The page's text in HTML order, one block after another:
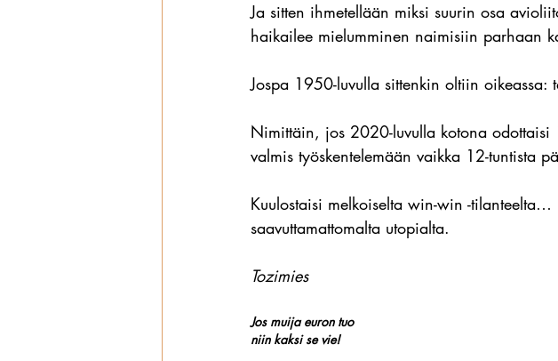
Ja sitten ihmetellään miksi suurin osa
haikailee mielumminen naimisiin parhaan
Jospa 1950-luvulla sittenkin oltiin
Nimittäin, jos 2020-luvulla kotona
valmis työskentelemään vaikka 12-tuntista
Kuulostaisi melkoiselta win-win -
saavuttamattomalta utopialta.
Tozimies
Jos muija euron tuo
niin kaksi se vie!